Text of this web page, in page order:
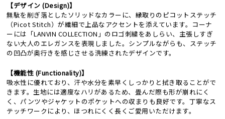
【デザイン (Design)】
無駄を削ぎ落としたソリッドなカラーに、縁取りのピコットステッチ
（Picot Stitch）が繊細で上品なアクセントを添えています。コーナ
ーには「LANVIN COLLECTION」のロゴ刺繍をあしらい、主張しすぎ
ない大人のエレガンスを表現しました。シンプルながらも、ステッチ
の凹凸が奥行きを感じさせる洗練されたデザインです。
【機能性 (Functionality)】
吸水性に優れており、汗や水分を素早くしっかりと拭き取ることがで
きます。生地には適度なハリがあるため、畳んだ際も形が崩れにく
く、パンツやジャケットのポケットへの収まりも良好です。丁寧なス
テッチワークにより、ほつれにくく長くご愛用いただけます。